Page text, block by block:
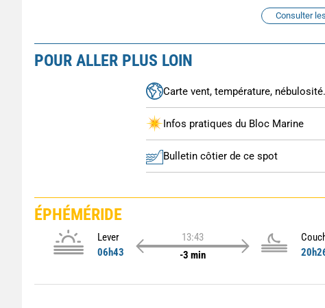
Consulter
POUR ALLER PLUS LOIN
Carte vent, température,
Infos pratiques du Bloc Marine
Bulletin côtier de ce spot
ÉPHÉMÉRIDE
Lever
06h43
13:43
-3 min